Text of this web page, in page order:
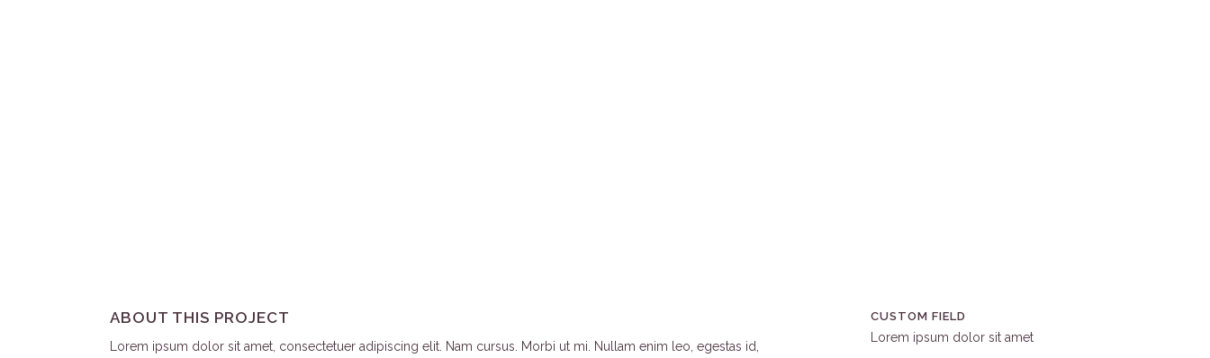
ABOUT THIS PROJECT
Lorem ipsum dolor sit amet, consectetuer adipiscing elit. Nam cursus. Morbi ut mi. Nullam enim leo, egestas id,
CUSTOM FIELD
Lorem ipsum dolor sit amet